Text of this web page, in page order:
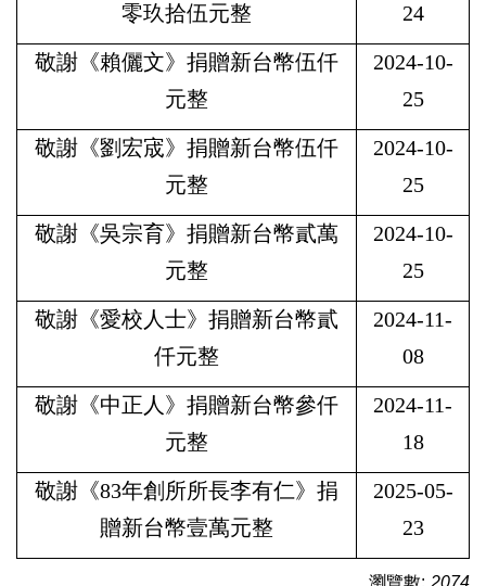
零玖拾伍元整
24
敬謝《賴儷文》捐贈新台幣伍仟
元整
2024-10-
25
敬謝《劉宏宬》捐贈新台幣伍仟
元整
2024-10-
25
敬謝《吳宗育》捐贈新台幣貳萬
元整
2024-10-
25
敬謝《愛校人士》捐贈新台幣貳
仟元整
2024-11-
08
敬謝《中正人》捐贈新台幣參仟
元整
2024-11-
18
敬謝《83年創所所長李有仁》捐
贈新台幣壹萬元整
2025-05-
23
瀏覽數: 2074